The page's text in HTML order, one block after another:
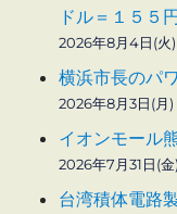
ドル＝１５５
2026年8月4日(火)
横浜市長のパ
2026年8月3日(月)
イオンモール
2026年7月31日(金)
台湾積体電路